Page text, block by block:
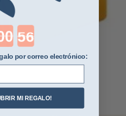
Countdown ends in:
por correo electrónico:
MI REGALO!